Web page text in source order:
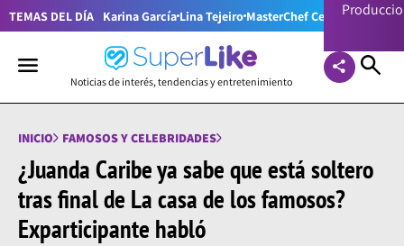
TEMAS DEL DÍA Karina García Lina Tejeiro MasterChef Celebrity
Noticias de interés, tendencias y entretenimiento
INICIO FAMOSOS Y CELEBRIDADES
¿Juanda Caribe ya sabe que está soltero
tras final de La casa de los famosos?
Exparticipante habló